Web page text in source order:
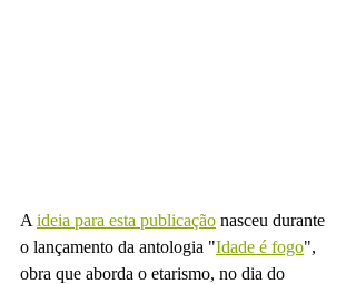
A ideia para esta publicação nasceu durante
o lançamento da antologia "Idade é fogo",
obra que aborda o etarismo, no dia do